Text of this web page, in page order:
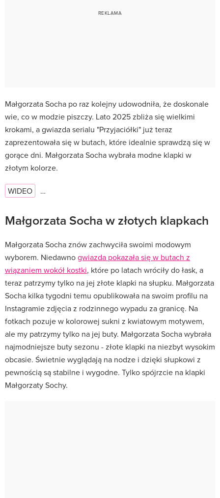
Małgorzata Socha po raz kolejny udowodniła, że doskonale
wie, co w modzie piszczy. Lato 2025 zbliża się wielkimi
krokami, a gwiazda serialu "Przyjaciółki" już teraz
zaprezentowała się w butach, które idealnie sprawdzą się w
gorące dni. Małgorzata Socha wybrała modne klapki w
złotym kolorze.
WIDEO …
Małgorzata Socha w złotych klapkach
Małgorzata Socha znów zachwyciła swoimi modowym
wyborem. Niedawnogwiazda pokazała się w butach z
wiązaniem wokół kostki, które po latach wróciły do łask, a
teraz patrzymy tylko na jej złote klapki na słupku. Małgorzata
Socha kilka tygodni temu opublikowała na swoim profilu na
Instagramie zdjęcia z rodzinnego wypadu za granicę. Na
fotkach pozuje w kolorowej sukni z kwiatowym motywem,
ale my patrzymy tylko na jej buty. Małgorzata Socha wybrała
najmodniejsze buty sezonu - złote klapki na niezbyt wysokim
obcasie. Świetnie wyglądają na nodze i dzięki słupkowi z
pewnością są stabilne i wygodne. Tylko spójrzcie na klapki
Małgorzaty Sochy.